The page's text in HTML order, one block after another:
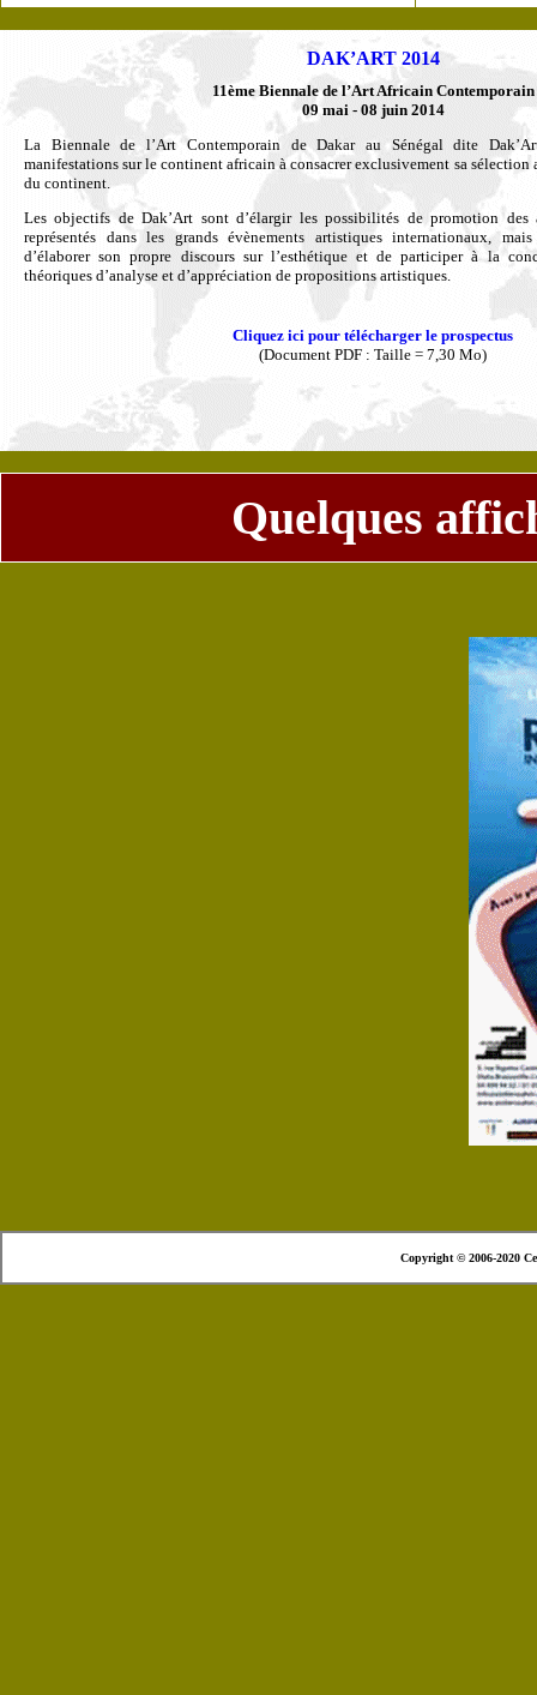
DAK’ART 2014
11ème Biennale de l’Art Africain Contemporain
09 mai - 08 juin 2014
La Biennale de l’Art Contemporain de Dakar au Sénégal dite
manifestations sur le continent africain à consacrer exclusivement sa sélection
du continent.
Les objectifs de Dak’Art sont d’élargir les possibilités de promotion des
représentés dans les grands évènements artistiques internationaux,
d’élaborer son propre discours sur l’esthétique et de participer à la
théoriques d’analyse et d’appréciation de propositions artistiques.
Cliquez ici pour télécharger le prospectus
(Document PDF : Taille = 7,30 Mo)
Quelques
Copyright © 2006-2020